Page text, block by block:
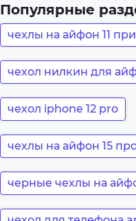
Популярные
чехлы на айфон 11
чехол нилкин для
чехол iphone 12 pro
чехлы на айфон 15
черные чехлы на